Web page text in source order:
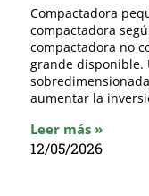
Compactadora
compactadora
compactadora no
grande disponible.
aumentar la
Leer más »
12/05/2026